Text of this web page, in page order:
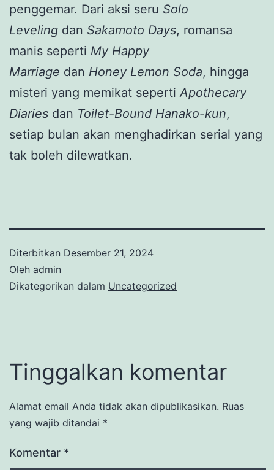
penggemar. Dari aksi seru Solo
Leveling dan Sakamoto Days, romansa
manis seperti My Happy
Marriage dan Honey Lemon Soda, hingga
misteri yang memikat seperti Apothecary
Diaries dan Toilet-Bound Hanako-kun,
setiap bulan akan menghadirkan serial yang
tak boleh dilewatkan.
Diterbitkan Desember 21, 2024
Oleh admin
Dikategorikan dalam Uncategorized
Tinggalkan komentar
Alamat email Anda tidak akan dipublikasikan. Ruas
yang wajib ditandai *
Komentar *